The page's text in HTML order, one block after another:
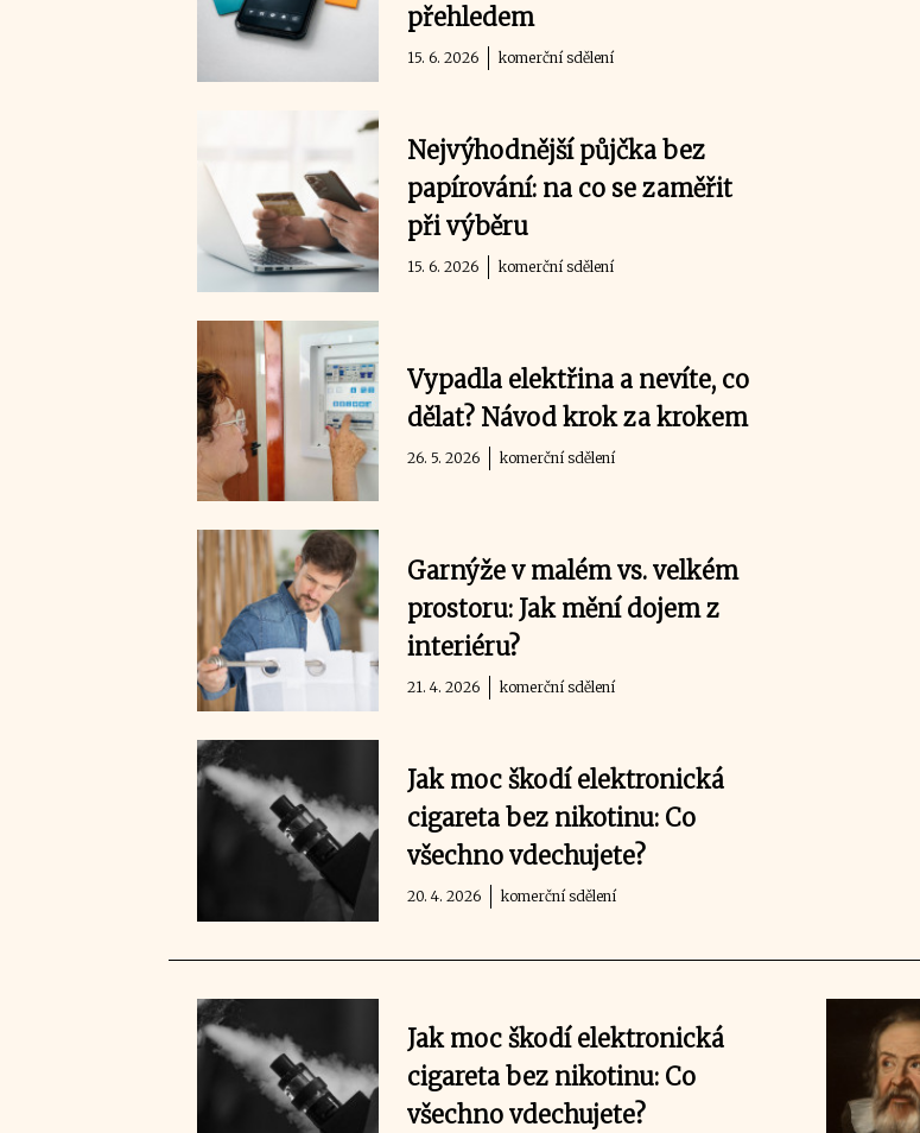
přehledem
15. 6. 2026 komerční sdělení
Nejvýhodnější půjčka bez
papírování: na co se zaměřit
při výběru
15. 6. 2026 komerční sdělení
Vypadla elektřina a nevíte, co
dělat? Návod krok za krokem
26. 5. 2026 komerční sdělení
Garnýže v malém vs. velkém
prostoru: Jak mění dojem z
interiéru?
21. 4. 2026 komerční sdělení
Jak moc škodí elektronická
cigareta bez nikotinu: Co
všechno vdechujete?
20. 4. 2026 komerční sdělení
Jak moc škodí elektronická
cigareta bez nikotinu: Co
všechno vdechujete?